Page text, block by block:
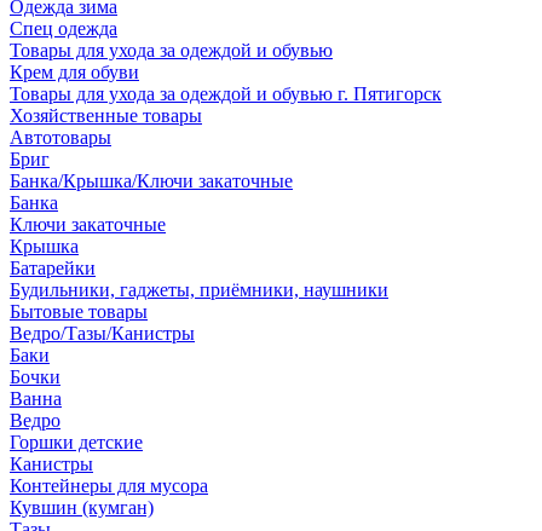
Одежда зима
Спец одежда
Товары для ухода за одеждой и обувью
Крем для обуви
Товары для ухода за одеждой и обувью г. Пятигорск
Хозяйственные товары
Автотовары
Бриг
Банка/Крышка/Ключи закаточные
Банка
Ключи закаточные
Крышка
Батарейки
Будильники, гаджеты, приёмники, наушники
Бытовые товары
Ведро/Тазы/Канистры
Баки
Бочки
Ванна
Ведро
Горшки детские
Канистры
Контейнеры для мусора
Кувшин (кумган)